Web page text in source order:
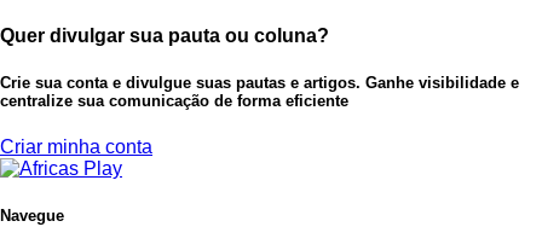
Quer divulgar sua pauta ou coluna?
Crie sua conta e divulgue suas pautas e artigos. Ganhe visibilidade e
centralize sua comunicação de forma eficiente
Criar minha conta
Navegue